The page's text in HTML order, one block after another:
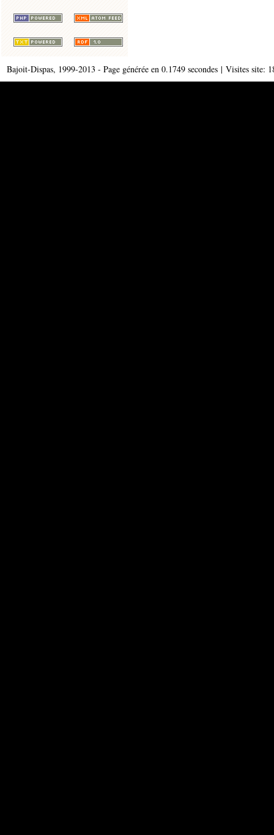
Bajoit-Dispas, 1999-2013 - Page générée en 0.1749 secondes | Visites site: